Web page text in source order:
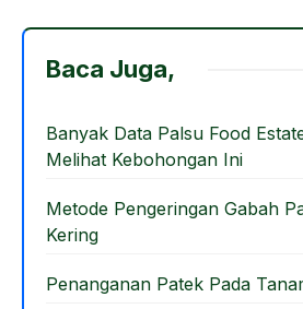
c
e
o
o
k
st
o
o
n
ail ar
Baca Juga,
Banyak Data Palsu Food
Melihat Kebohongan Ini
Metode Pengeringan Gabah
Kering
Penanganan Patek Pada